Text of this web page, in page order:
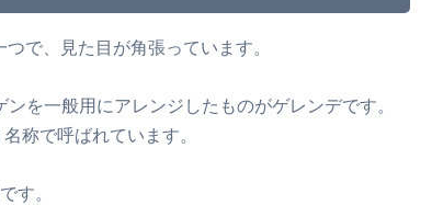
で、見た目が角張っています。
を一般用にアレンジしたものがゲレンデです。
称で呼ばれています。
す。